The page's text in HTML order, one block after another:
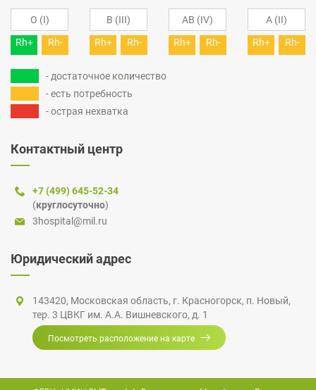
O (I)
Rh+
Rh-
B (III)
Rh+
Rh-
AB (IV)
Rh+
Rh-
A (II)
Rh+
Rh-
- достаточное количество
- есть потребность
- острая нехватка
Контактный центр
+7 (499) 645-52-34
(круглосуточно)
3hospital@mil.ru
Юридический адрес
143420, Московская область, г. Красногорск, п. Новый,
тер. 3 ЦВКГ им. А.А. Вишневского, д. 1
Посмотреть расположение на карте